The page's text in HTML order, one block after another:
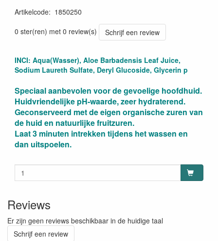
Artikelcode: 1850250
0 ster(ren) met 0 review(s)
Schrijf een review
INCI: Aqua(Wasser), Aloe Barbadensis Leaf Juice,
Sodium Laureth Sulfate, Deryl Glucoside, Glycerin p
Speciaal aanbevolen voor de gevoelige hoofdhuid.
Huidvriendelijke pH-waarde, zeer hydraterend.
Geconserveerd met de eigen organische zuren van
de huid en natuurlijke fruitzuren.
Laat 3 minuten intrekken tijdens het wassen en
dan uitspoelen.
Reviews
Er zijn geen reviews beschikbaar in de huidige taal
Schrijf een review